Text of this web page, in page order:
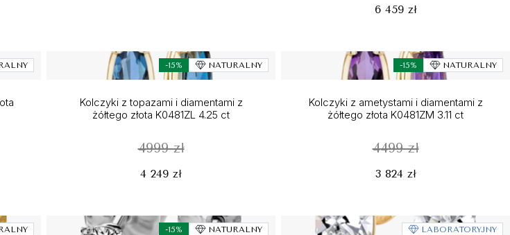
6 459 zł
-15% NATURALNY
Kolczyki z topazami i diamentami z
żółtego złota K0481ZL 4.25 ct
4999 zł
4 249 zł
-15% NATURALNY
Kolczyki z ametystami i diamentami z
żółtego złota K0481ZM 3.11 ct
4499 zł
3 824 zł
-15% NATURALNY LABORATORYJNY